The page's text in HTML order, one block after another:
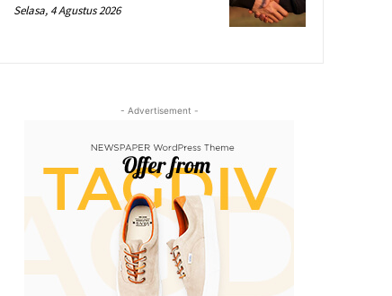
Selasa, 4 Agustus 2026
- Advertisement -